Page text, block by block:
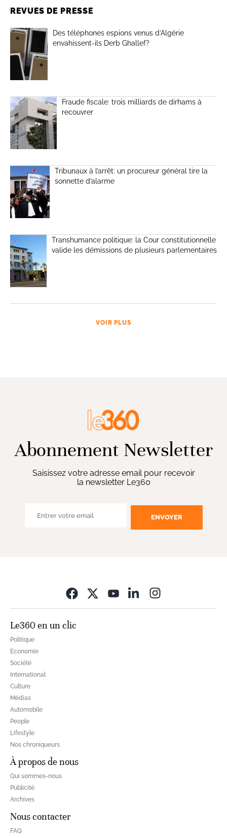
REVUES DE PRESSE
Des téléphones espions venus d’Algérie
envahissent-ils Derb Ghallef?
Fraude fiscale: trois milliards de dirhams à
recouvrer
Tribunaux à l’arrêt: un procureur général tire la
sonnette d’alarme
Transhumance politique: la Cour constitutionnelle
valide les démissions de plusieurs parlementaires
VOIR PLUS
Abonnement Newsletter
Saisissez votre adresse email pour recevoir
la newsletter Le360
ENVOYER
Le360 en un clic
Politique
Economie
Société
International
Culture
Médias
Automobile
People
Lifestyle
Nos chroniqueurs
À propos de nous
Qui sommes-nous
Publicité
Archives
Nous contacter
FAQ